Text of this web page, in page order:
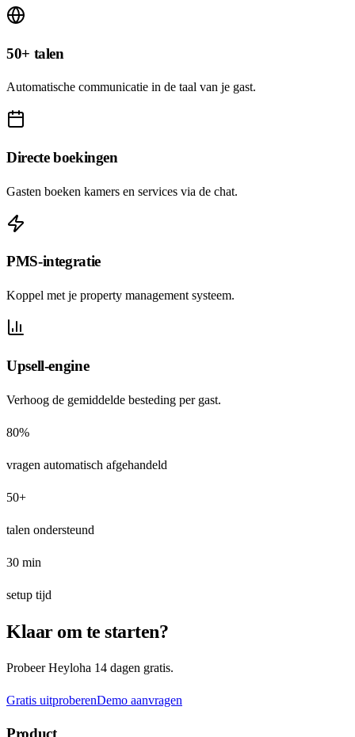
50+ talen
Automatische communicatie in de taal van je gast.
Directe boekingen
Gasten boeken kamers en services via de chat.
PMS-integratie
Koppel met je property management systeem.
Upsell-engine
Verhoog de gemiddelde besteding per gast.
80%
vragen automatisch afgehandeld
50+
talen ondersteund
30 min
setup tijd
Klaar om te starten?
Probeer Heyloha 14 dagen gratis.
Gratis uitproberenDemo aanvragen
Product